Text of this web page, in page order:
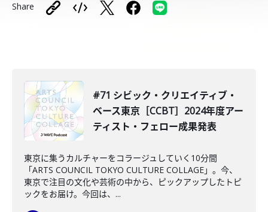
Share
#71 シビック・クリエイティブ・
ベース東京［CCBT］2024年度アー
ティスト・フェロー成果発表
東京に集うカルチャーをコラージュしていく10分間
「ARTS COUNCIL TOKYO CULTURE COLLAGE」。今、
東京で注目の文化や芸術の中から、ピックアップしたトピ
ックをお届け。今回は、...